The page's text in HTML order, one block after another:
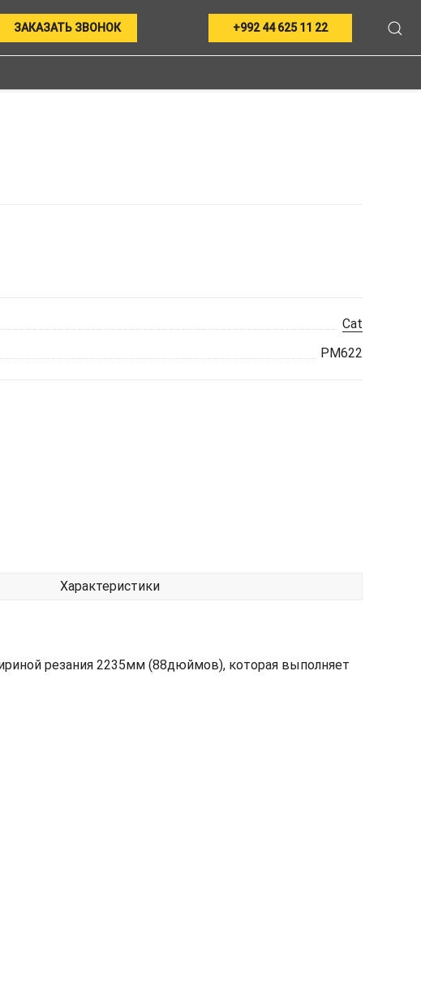
ЗАКАЗАТЬ ЗВОНОК +992 44 625 11 22
Cat
PM622
Характеристики
резания 2235мм (88дюймов), которая выполняет